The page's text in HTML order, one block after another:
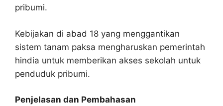
pribumi.
Kebijakan di abad 18 yang menggantikan
sistem tanam paksa mengharuskan pemerintah
hindia untuk memberikan akses sekolah untuk
penduduk pribumi.
Penjelasan dan Pembahasan